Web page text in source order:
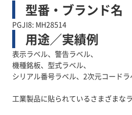
型番・ブランド名
PGJI8: MH28514
用途／実績例
表示ラベル、警告ラベル、
機種銘板、型式ラベル、
シリアル番号ラベル、2次元コード
工業製品に貼られているさまざまな